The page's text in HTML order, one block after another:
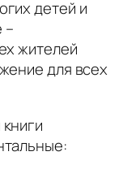
детей и
–
жителей
для всех